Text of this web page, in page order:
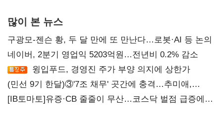
많이 본 뉴스
구광모-젠슨 황, 두 달 만에 또 만난다…로봇·AI 등 논의
네이버, 2분기 영업익 5203억원…전년비 0.2% 감소
윙입푸드, 경영진 주가 부양 의지에 상한가
(민선 9기 한달)③'7조 채무' 곳간에 충격…추미애,
20년만에 '비상재정' 선언 승부수
[IB토마토]유증·CB 줄줄이 무산…코스닥 벌점 급증에